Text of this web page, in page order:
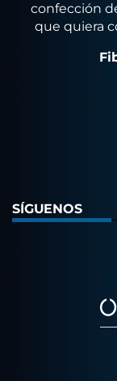
confección
que quiera
SÍGUENOS